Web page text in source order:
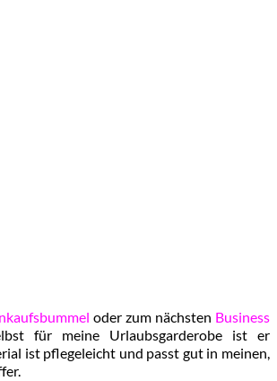
oder zum nächsten Business
für meine Urlaubsgarderobe ist er
ist pflegeleicht und passt gut in meinen,